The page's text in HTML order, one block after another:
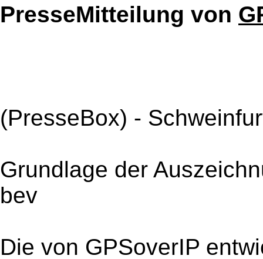
PresseMitteilung von
(PresseBox) -
Grundlage der
bev
Die von GPSoverIP